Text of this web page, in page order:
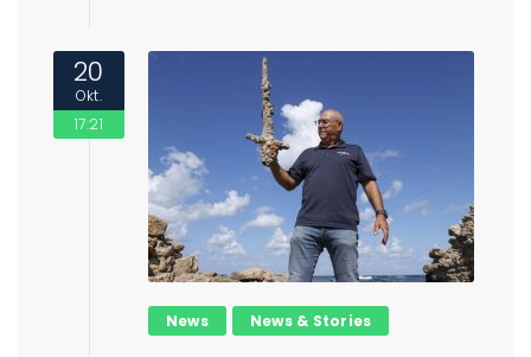
20
Okt.
17:21
News News & Stories